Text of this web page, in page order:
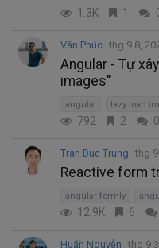
1.3K 1
Văn Phúc thg 9 8,
Angular - Tự
images"
angular lazy load
792 2 0
Tran Duc Trung thg 9
Reactive form
angular-formly
12.9K 6
Huấn Nguyễn thg 9